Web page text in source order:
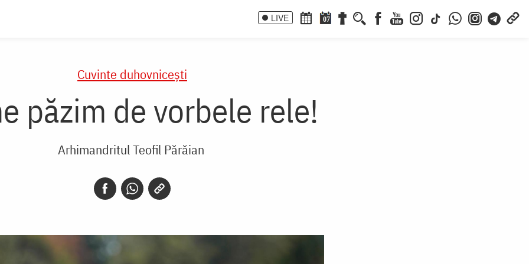
LIVE 07
Cuvinte duhovnicești
păzim de vorbele rele!
Arhimandritul Teofil Părăian